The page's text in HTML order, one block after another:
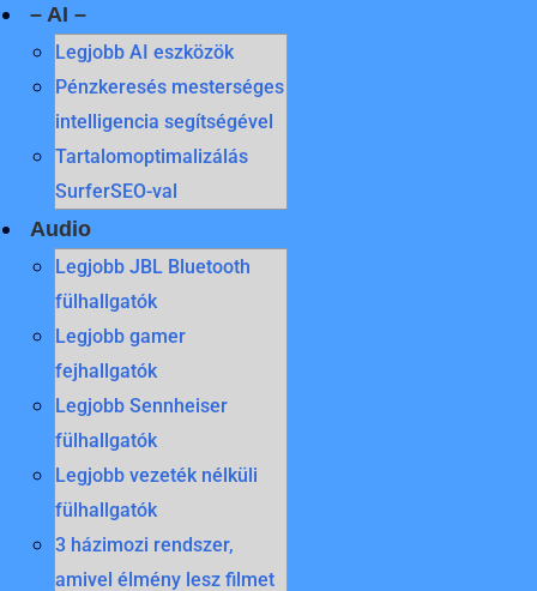
– AI –
Legjobb AI eszközök
Pénzkeresés mesterséges
intelligencia segítségével
Tartalomoptimalizálás
SurferSEO-val
Audio
Legjobb JBL Bluetooth
fülhallgatók
Legjobb gamer
fejhallgatók
Legjobb Sennheiser
fülhallgatók
Legjobb vezeték nélküli
fülhallgatók
3 házimozi rendszer,
amivel élmény lesz filmet